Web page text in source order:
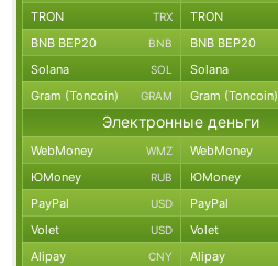
TRON TRX TRON
BNB BEP20 BNB BNB BEP20
Solana SOL Solana
Gram (Toncoin) GRAM Gram (Toncoin)
Электронные деньги
WebMoney WMZ WebMoney
ЮMoney RUB ЮMoney
PayPal USD PayPal
Volet USD Volet
Alipay CNY Alipay